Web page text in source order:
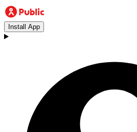
Install App